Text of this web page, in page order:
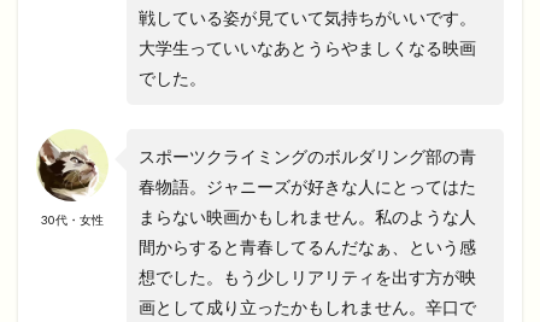
戦している姿が見ていて気持ちがいいです。
大学生っていいなあとうらやましくなる映画
でした。
30代・女性
スポーツクライミングのボルダリング部の青
春物語。ジャニーズが好きな人にとってはた
まらない映画かもしれません。私のような人
間からすると青春してるんだなぁ、という感
想でした。もう少しリアリティを出す方が映
画として成り立ったかもしれません。辛口で